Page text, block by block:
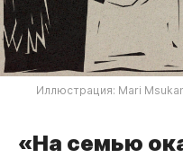
Иллюстрация: Mari
«На семью